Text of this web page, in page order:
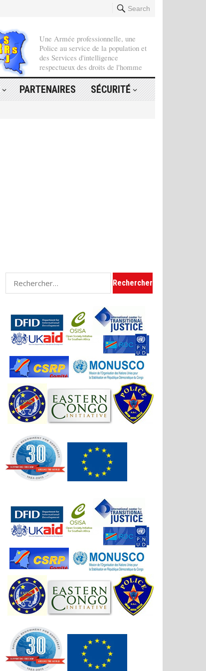
Search
Une Armée professionnelle, une
Police au service de la population et
des Services d'intelligence
respectueux des droits de l'homme
PARTENAIRES SÉCURITÉ
Rechercher :